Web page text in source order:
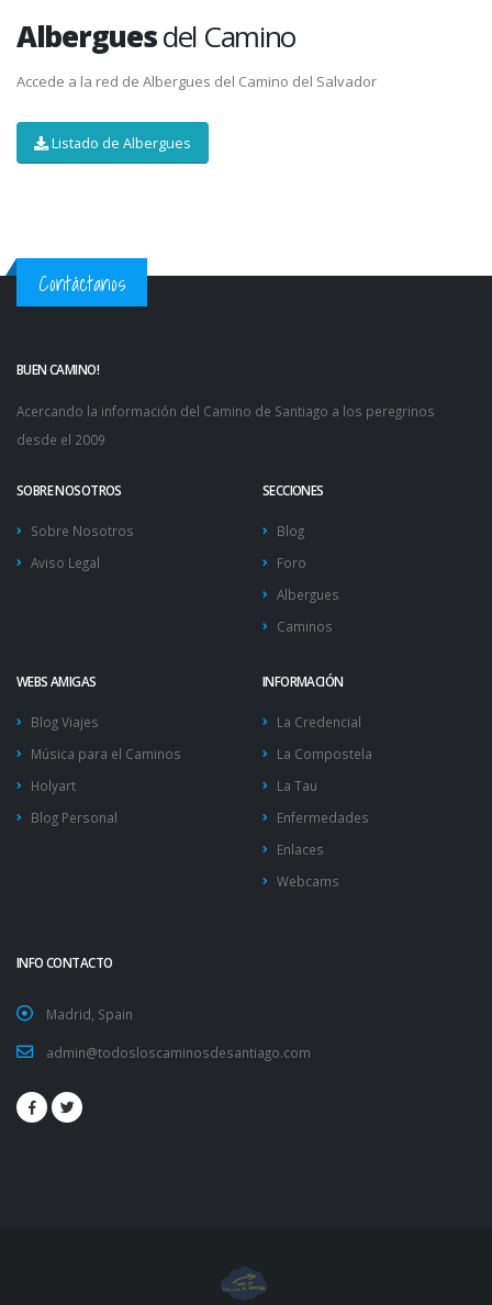
Alberguesdel Camino
Accede a la red de Albergues del Camino del Salvador
Listado de Albergues
Contáctanos
BUEN CAMINO!
Acercando la información del Camino de Santiago a los peregrinos
desde el 2009
SOBRE NOSOTROS
Sobre Nosotros
Aviso Legal
SECCIONES
Blog
Foro
Albergues
Caminos
WEBS AMIGAS
Blog Viajes
Música para el Caminos
Holyart
Blog Personal
INFORMACIÓN
La Credencial
La Compostela
La Tau
Enfermedades
Enlaces
Webcams
INFO CONTACTO
Madrid, Spain
admin@todosloscaminosdesantiago.com